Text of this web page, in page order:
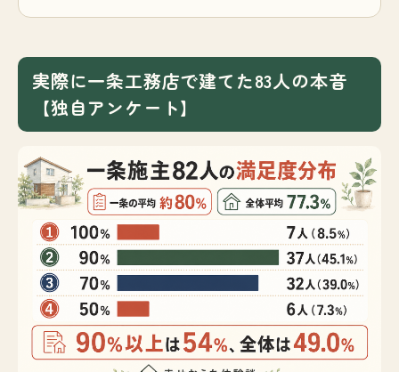
実際に一条工務店で建てた83人の本音
【独自アンケート】